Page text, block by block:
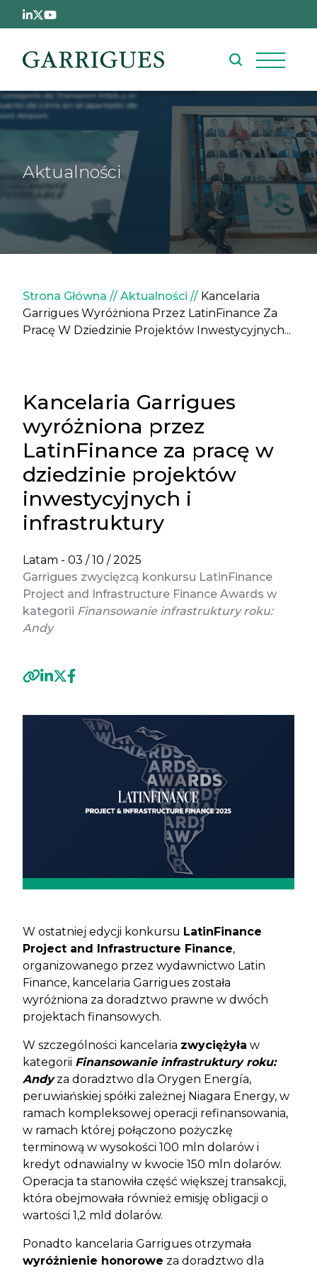
Przejdź do treści
Aktualności
Ścieżka nawigacyjna
Strona Główna Aktualności
Kancelaria
Garrigues Wyróżniona Przez LatinFinance Za
Pracę W Dziedzinie Projektów Inwestycyjnych...
Kancelaria Garrigues
wyróżniona przez
LatinFinance za pracę w
dziedzinie projektów
inwestycyjnych i
infrastruktury
Latam - 03 / 10 / 2025
Garrigues zwycięzcą konkursu LatinFinance
Project and Infrastructure Finance Awards w
kategorii Finansowanie infrastruktury roku:
Andy
W ostatniej edycji konkursu LatinFinance
Project and Infrastructure Finance,
organizowanego przez wydawnictwo Latin
Finance, kancelaria Garrigues została
wyróżniona za doradztwo prawne w dwóch
projektach finansowych.
W szczególności kancelaria zwyciężyła w
kategorii Finansowanie infrastruktury roku:
Andyza doradztwo dla Orygen Energía,
peruwiańskiej spółki zależnej Niagara Energy, w
ramach kompleksowej operacji refinansowania,
w ramach której połączono pożyczkę
terminową w wysokości 100 mln dolarów i
kredyt odnawialny w kwocie 150 mln dolarów.
Operacja ta stanowiła część większej transakcji,
która obejmowała również emisję obligacji o
wartości 1,2 mld dolarów.
Ponadto kancelaria Garrigues otrzymała
wyróżnienie honorowe za doradztwo dla